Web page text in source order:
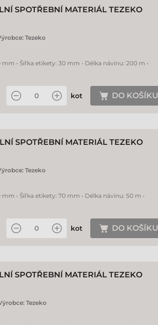
SPOTŘEBNÍ MATERIÁL TEZEKO
Tezeko
• Šířka etikety: 30 mm • Délka návinu: 200 m •
kot DO KOŠÍKU
SPOTŘEBNÍ MATERIÁL TEZEKO
Tezeko
• Šířka etikety: 70 mm • Délka návinu: 50 m •
kot DO KOŠÍKU
SPOTŘEBNÍ MATERIÁL TEZEKO
Tezeko